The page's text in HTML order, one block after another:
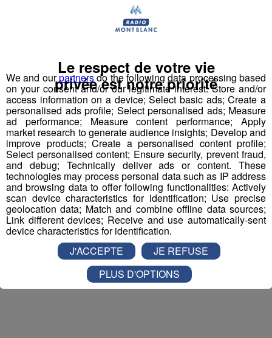
Déstination été ! Une question...une destination !
Nous vous poserons une question, a vous de faire le
entrées pour un maximum d'activités dans la région !
Inscription par téléphone toute la journée pour
participer aux 2 tirages au sort par jour à 8h45 et 17h45.
Appelez le standard au 04 50 58 24 09
Pour cette semaine on vous offre vos entrées pour vous
et la personne de votre choix pourWALIBI RHONE
ALPES!
Nathan est allé tester pour vousVerticalp Émosson,
dans la Vallée du Trient:
We and ourpartnersdo the following data processing based
on your consent and/or our legitimate interest: Store and/or
access information on a device; Select basic ads; Create a
personalised ads profile; Select personalised ads; Measure
ad performance; Measure content performance; Apply
market research to generate audience insights; Develop and
improve products; Create a personalised content profile;
Select personalised content; Ensure security, prevent fraud,
and debug; Technically deliver ads or content. These
technologies may process personal data such as IP address
and browsing data to offer following functionalities: Actively
scan device characteristics for identification; Use precise
geolocation data; Match and combine offline data sources;
Link different devices; Receive and use automatically-sent
device characteristics for identification.
Le respect de votre vie
privée est notre priorité
J'ACCEPTE
JE REFUSE
PLUS D'OPTIONS